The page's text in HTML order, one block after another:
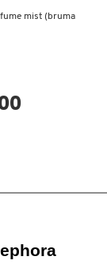
mist (bruma